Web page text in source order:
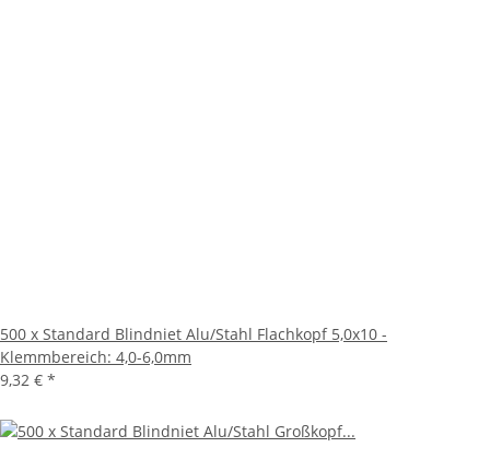
500 x Standard Blindniet Alu/Stahl Flachkopf 5,0x10 -
Klemmbereich: 4,0-6,0mm
9,32 € *